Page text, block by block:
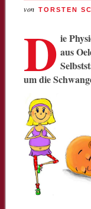
von TORSTEN
D ie
aus
um die